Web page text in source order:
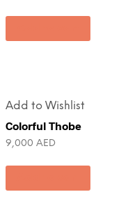
Add to Wishlist
Colorful Thobe
9,000 AED